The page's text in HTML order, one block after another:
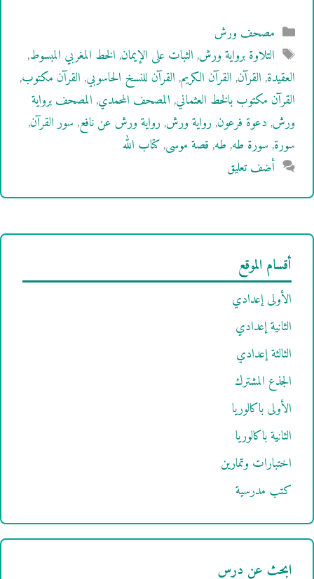
التصنيفات
مصحف ورش
الوسوم
التلاوة برواية ورش,الثبات على الإيمان,الخط المغربي المبسوط,
العقيدة,القرآن,القرآن الكريم,القرآن للنسخ الحاسوبي,القرآن مكتوب,
القرآن مكتوب بالخط العثماني,المصحف المحمدي,المصحف برواية
ورش,دعوة فرعون,رواية ورش,رواية ورش عن نافع,سور القرآن,
سورة,سورة طه,طه,قصة موسى,كتاب الله
أضف تعليق
أقسام الموقع
الأولى إعدادي
الثانية إعدادي
الثالثة إعدادي
الجذع المشترك
الأولى باكالوريا
الثانية باكالوريا
اختبارات وتمارين
كتب مدرسية
ابحث عن درس